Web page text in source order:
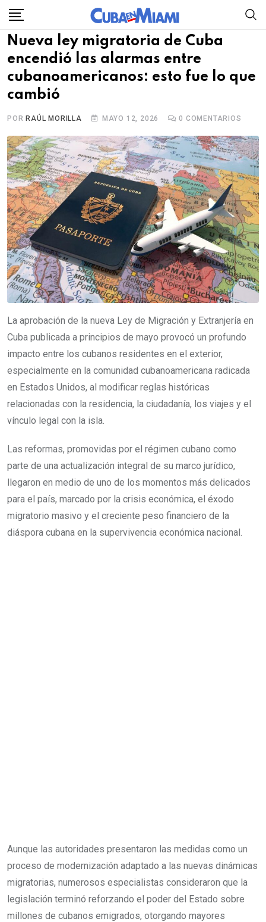
Skip
content
Nueva ley migratoria de Cuba
encendió las alarmas entre
cubanoamericanos: esto fue lo que
cambió
POR RAÚL MORILLA MAYO 12, 2026 0 COMENTARIOS
La aprobación de la nueva Ley de Migración y Extranjería en
Cuba publicada a principios de mayo provocó un profundo
impacto entre los cubanos residentes en el exterior,
especialmente en la comunidad cubanoamericana radicada
en Estados Unidos, al modificar reglas históricas
relacionadas con la residencia, la ciudadanía, los viajes y el
vínculo legal con la isla.
Las reformas, promovidas por el régimen cubano como
parte de una actualización integral de su marco jurídico,
llegaron en medio de uno de los momentos más delicados
para el país, marcado por la crisis económica, el éxodo
migratorio masivo y el creciente peso financiero de la
diáspora cubana en la supervivencia económica nacional.
Aunque las autoridades presentaron las medidas como un
proceso de modernización adaptado a las nuevas dinámicas
migratorias, numerosos especialistas consideraron que la
legislación terminó reforzando el poder del Estado sobre
millones de cubanos emigrados, otorgando mayores